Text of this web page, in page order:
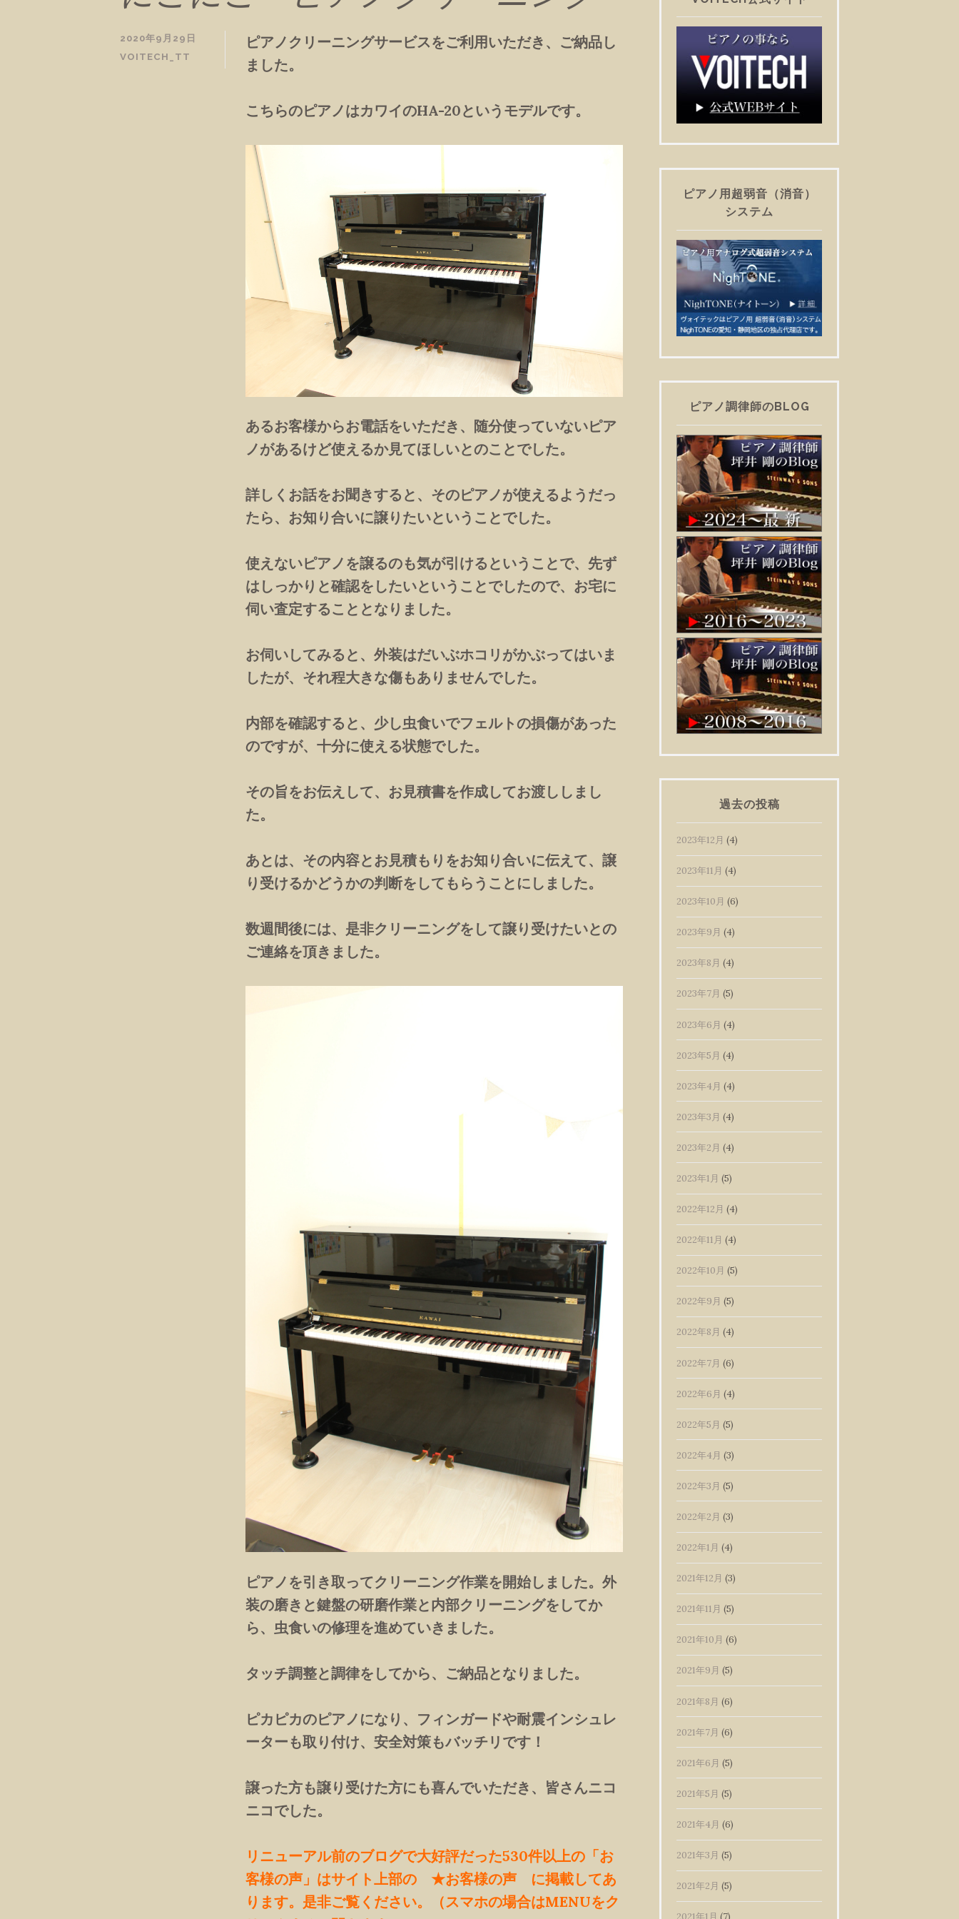
2020年9月29日
VOITECH_TT
ピアノクリーニングサービスをご利用いただき、ご納品し
ました。
こちらのピアノはカワイのHA-20というモデルです。
あるお客様からお電話をいただき、随分使っていないピア
ノがあるけど使えるか見てほしいとのことでした。
詳しくお話をお聞きすると、そのピアノが使えるようだっ
たら、お知り合いに譲りたいということでした。
使えないピアノを譲るのも気が引けるということで、先ず
はしっかりと確認をしたいということでしたので、お宅に
伺い査定することとなりました。
お伺いしてみると、外装はだいぶホコリがかぶってはいま
したが、それ程大きな傷もありませんでした。
内部を確認すると、少し虫食いでフェルトの損傷があった
のですが、十分に使える状態でした。
その旨をお伝えして、お見積書を作成してお渡ししまし
た。
あとは、その内容とお見積もりをお知り合いに伝えて、譲
り受けるかどうかの判断をしてもらうことにしました。
数週間後には、是非クリーニングをして譲り受けたいとの
ご連絡を頂きました。
ピアノを引き取ってクリーニング作業を開始しました。外
装の磨きと鍵盤の研磨作業と内部クリーニングをしてか
ら、虫食いの修理を進めていきました。
タッチ調整と調律をしてから、ご納品となりました。
ピカピカのピアノになり、フィンガードや耐震インシュレ
ーターも取り付け、安全対策もバッチリです！
譲った方も譲り受けた方にも喜んでいただき、皆さんニコ
ニコでした。
リニューアル前のブログで大好評だった530件以上の「お
客様の声」はサイト上部の ★お客様の声 に掲載してあ
ります。是非ご覧ください。（スマホの場合はMENUをク
ピアノ用超弱音（消音）
システム
ピアノ調律師のBLOG
過去の投稿
2023年12月 (4)
2023年11月 (4)
2023年10月 (6)
2023年9月 (4)
2023年8月 (4)
2023年7月 (5)
2023年6月 (4)
2023年5月 (4)
2023年4月 (4)
2023年3月 (4)
2023年2月 (4)
2023年1月 (5)
2022年12月 (4)
2022年11月 (4)
2022年10月 (5)
2022年9月 (5)
2022年8月 (4)
2022年7月 (6)
2022年6月 (4)
2022年5月 (5)
2022年4月 (3)
2022年3月 (5)
2022年2月 (3)
2022年1月 (4)
2021年12月 (3)
2021年11月 (5)
2021年10月 (6)
2021年9月 (5)
2021年8月 (6)
2021年7月 (6)
2021年6月 (5)
2021年5月 (5)
2021年4月 (6)
2021年3月 (5)
2021年2月 (5)